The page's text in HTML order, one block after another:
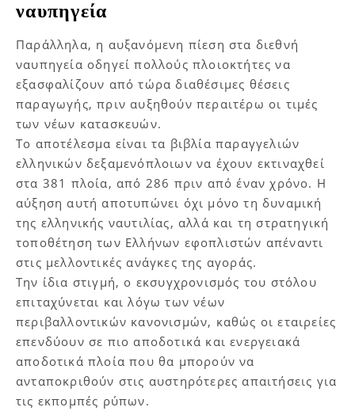
ναυπηγεία
Παράλληλα, η αυξανόμενη πίεση στα διεθνή
ναυπηγεία οδηγεί πολλούς πλοιοκτήτες να
εξασφαλίζουν από τώρα διαθέσιμες θέσεις
παραγωγής, πριν αυξηθούν περαιτέρω οι τιμές
των νέων κατασκευών.
Το αποτέλεσμα είναι τα βιβλία παραγγελιών
ελληνικών δεξαμενόπλοιων να έχουν εκτιναχθεί
στα 381 πλοία, από 286 πριν από έναν χρόνο. Η
αύξηση αυτή αποτυπώνει όχι μόνο τη δυναμική
της ελληνικής ναυτιλίας, αλλά και τη στρατηγική
τοποθέτηση των Ελλήνων εφοπλιστών απέναντι
στις μελλοντικές ανάγκες της αγοράς.
Την ίδια στιγμή, ο εκσυγχρονισμός του στόλου
επιταχύνεται και λόγω των νέων
περιβαλλοντικών κανονισμών, καθώς οι εταιρείες
επενδύουν σε πιο αποδοτικά και ενεργειακά
αποδοτικά πλοία που θα μπορούν να
ανταποκριθούν στις αυστηρότερες απαιτήσεις για
τις εκπομπές ρύπων.